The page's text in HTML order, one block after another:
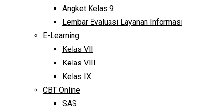
Angket Kelas 9
Lembar Evaluasi Layanan Informasi
E-Learning
Kelas VII
Kelas VIII
Kelas IX
CBT Online
SAS